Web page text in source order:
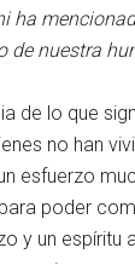
ha
de nuestra
de lo que
no han
esfuerzo
poder
y un espíritu